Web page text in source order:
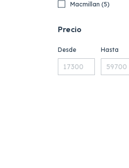
Macmillan (5)
Precio
Desde Hasta